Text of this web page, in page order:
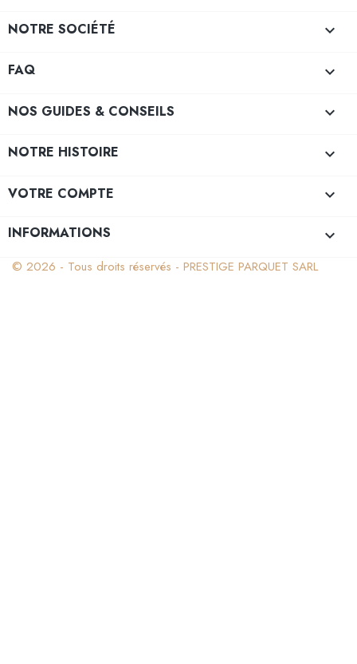
NOTRE SOCIÉTÉ 
FAQ 
NOS GUIDES & CONSEILS 
NOTRE HISTOIRE 
VOTRE COMPTE 
INFORMATIONS keyboard_arrow_down
© 2026 - Tous droits réservés - PRESTIGE PARQUET SARL